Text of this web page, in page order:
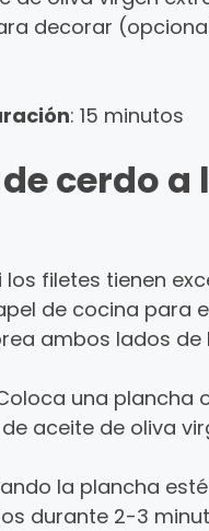
decorar
: 15 minutos
cerdo
los filetes tienen
de cocina para
ambos lados
una plancha
aceite de oliva
la plancha
durante 2-3